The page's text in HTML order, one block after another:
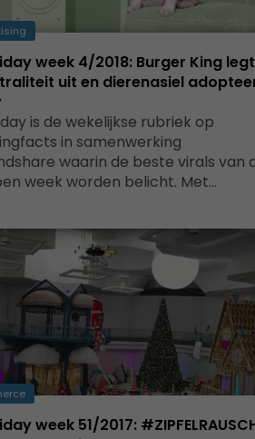
week 4/2018: Burger King legt
uit en dierenasiel
is de wekelijkse rubriek op
in samenwerking
waarin de beste virals van
week worden belicht. Met…
week 51/2017: